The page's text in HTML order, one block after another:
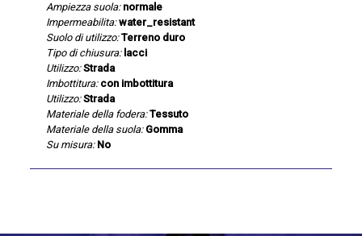
Ampiezza suola: normale
Impermeabilita: water_resistant
Suolo di utilizzo: Terreno duro
Tipo di chiusura: lacci
Utilizzo: Strada
Imbottitura: con imbottitura
Utilizzo: Strada
Materiale della fodera: Tessuto
Materiale della suola: Gomma
Su misura: No